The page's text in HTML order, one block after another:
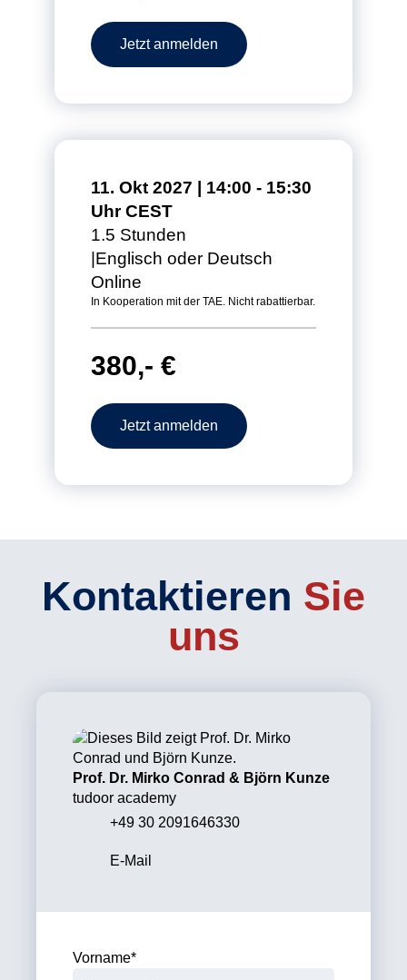
Jetzt anmelden
11. Okt 2027 | 14:00 - 15:30
Uhr CEST
1.5 Stunden
Englisch oder Deutsch
Online
In Kooperation mit der TAE. Nicht rabattierbar.
380,- €
Jetzt anmelden
Kontaktieren Sie
uns
Prof. Dr. Mirko Conrad & Björn Kunze
tudoor academy
+49 30 2091646330
E-Mail
Vorname*